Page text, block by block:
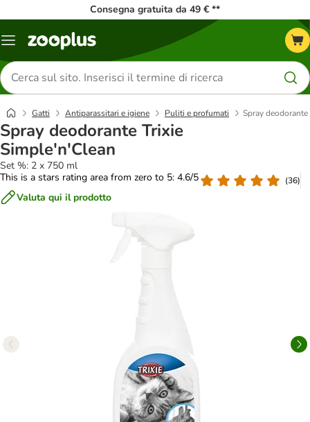
Consegna gratuita da 49 € **
Overview
Cerca
prodotti
Gatti Antiparassitari e igiene Puliti e profumati Spray
Spray deodorante Trixie
Simple'n'Clean
Set %: 2 x 750 ml
This is a stars rating area from zero to 5: 4.6/5
(36)
Valuta qui il prodotto